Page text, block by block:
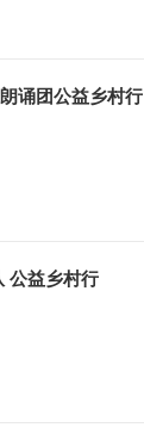
诵团公益乡村行
公益乡村行